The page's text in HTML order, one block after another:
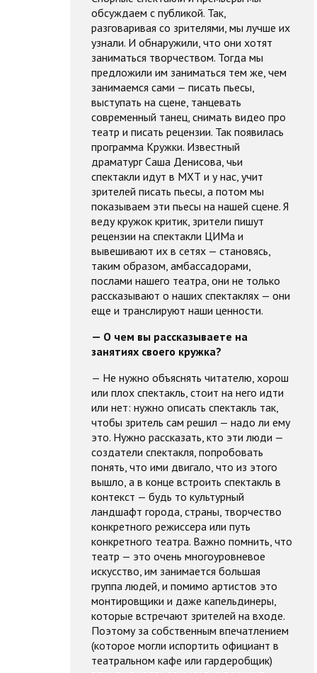
обсуждаем с публикой. Так,
разговаривая со зрителями, мы лучше их
узнали. И обнаружили, что они хотят
заниматься творчеством. Тогда мы
предложили им заниматься тем же, чем
занимаемся сами — писать пьесы,
выступать на сцене, танцевать
современный танец, снимать видео про
театр и писать рецензии. Так появилась
программа Кружки. Известный
драматург Саша Денисова, чьи
спектакли идут в МХТ и у нас, учит
зрителей писать пьесы, а потом мы
показываем эти пьесы на нашей сцене. Я
веду кружок критик, зрители пишут
рецензии на спектакли ЦИМа и
вывешивают их в сетях — становясь,
таким образом, амбассадорами,
послами нашего театра, они не только
рассказывают о наших спектаклях — они
еще и транслируют наши ценности.
— О чем вы рассказываете на
занятиях своего кружка?
— Не нужно объяснять читателю, хорош
или плох спектакль, стоит на него идти
или нет: нужно описать спектакль так,
чтобы зритель сам решил — надо ли ему
это. Нужно рассказать, кто эти люди —
создатели спектакля, попробовать
понять, что ими двигало, что из этого
вышло, а в конце встроить спектакль в
контекст — будь то культурный
ландшафт города, страны, творчество
конкретного режиссера или путь
конкретного театра. Важно помнить, что
театр — это очень многоуровневое
искусство, им занимается большая
группа людей, и помимо артистов это
монтировщики и даже капельдинеры,
которые встречают зрителей на входе.
Поэтому за собственным впечатлением
(которое могли испортить официант в
театральном кафе или гардеробщик)